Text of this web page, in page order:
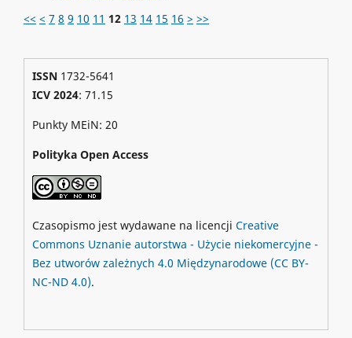
<< < 7 8 9 10 11 12 13 14 15 16 > >>
ISSN1732-5641
ICV 2024: 71.15
Punkty MEiN: 20
Polityka Open Access
Czasopismo jest wydawane na licencji Creative
Commons Uznanie autorstwa - Użycie niekomercyjne -
Bez utworów zależnych 4.0 Międzynarodowe (CC BY-
NC-ND 4.0).